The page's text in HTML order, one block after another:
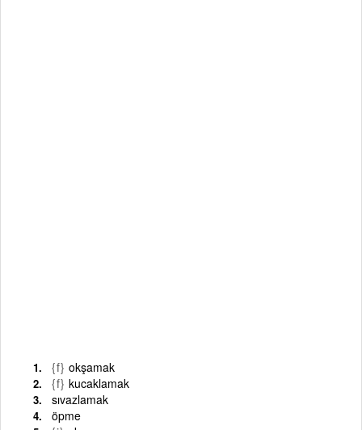
{f} okşamak
{f} kucaklamak
sıvazlamak
öpme